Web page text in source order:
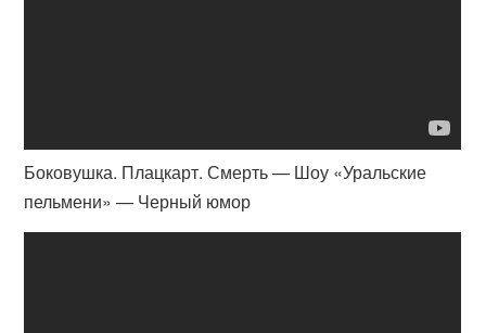
Боковушка. Плацкарт. Смерть — Шоу «Уральские
пельмени» — Черный юмор